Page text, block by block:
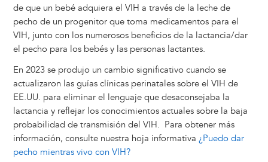
de que un bebé adquiera el VIH a través de la leche de
pecho de un progenitor que toma medicamentos para el
VIH, junto con los numerosos beneficios de la lactancia/dar
el pecho para los bebés y las personas lactantes.
En 2023 se produjo un cambio significativo cuando se
actualizaron las guías clínicas perinatales sobre el VIH de
EE.UU. para eliminar el lenguaje que desaconsejaba la
lactancia y reflejar los conocimientos actuales sobre la baja
probabilidad de transmisión del VIH. Para obtener más
información, consulte nuestra hoja informativa ¿Puedo dar
pecho mientras vivo con VIH?